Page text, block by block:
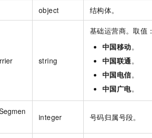
object 结构体。
string
基础运营商。取值：
中国移动。
中国联通。
中国电信。
中国广电。
integer 号码归属号段。